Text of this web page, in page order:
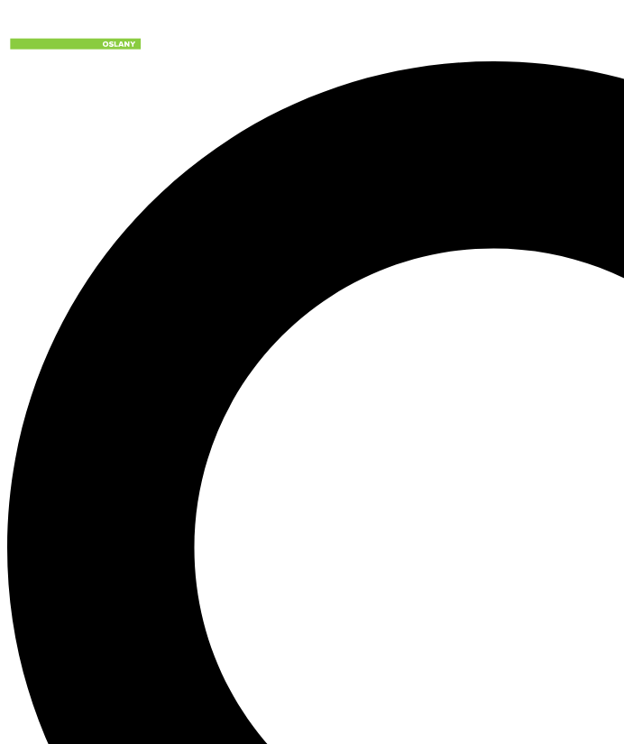
obsah